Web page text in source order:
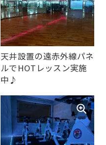
有酸素マシンエリア②
Japanese
version
of
this
website
will
translated
mechanically,